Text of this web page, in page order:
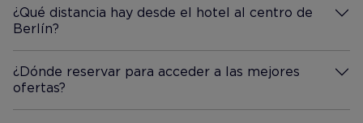
¿Qué distancia hay desde el hotel al centro de
Berlín?
Más información
¿Dónde reservar para acceder a las mejores
ofertas?
Más información